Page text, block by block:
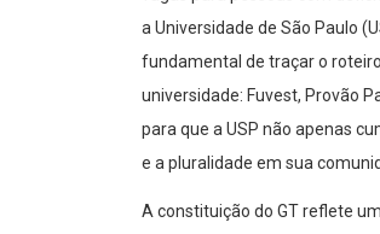
a Universidade de São Paulo
fundamental de traçar o
universidade: Fuvest, Provão
para que a USP não apenas
e a pluralidade em sua
A constituição do GT reflete